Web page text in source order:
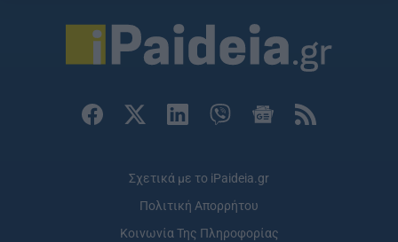
Σχετικά με το iPaideia.gr
Πολιτική Απορρήτου
Κοινωνία Της Πληροφορίας